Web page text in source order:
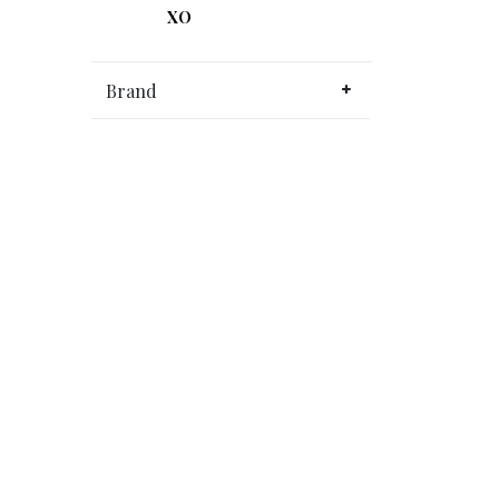
XO
Brand